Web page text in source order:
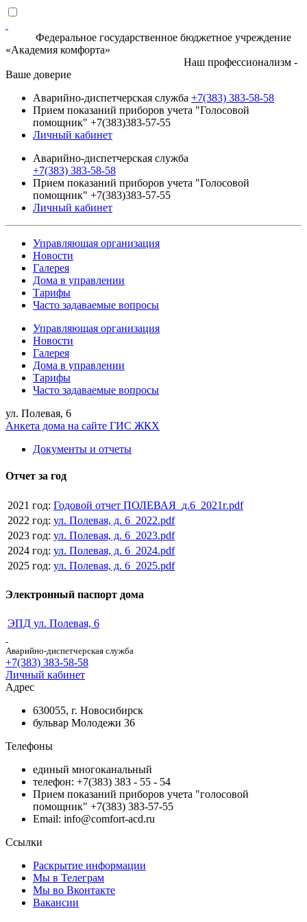
Федеральное государственное бюджетное учреждение
«Академия комфорта»
Наш профессионализм -
Ваше доверие
Аварийно-диспетчерская служба +7(383) 383-58-58
Прием показаний приборов учета "Голосовой
помощник" +7(383)383-57-55
Личный кабинет
Аварийно-диспетчерская служба
+7(383) 383-58-58
Прием показаний приборов учета "Голосовой
помощник" +7(383)383-57-55
Личный кабинет
Управляющая организация
Новости
Галерея
Дома в управлении
Тарифы
Часто задаваемые вопросы
Управляющая организация
Новости
Галерея
Дома в управлении
Тарифы
Часто задаваемые вопросы
ул. Полевая, 6
Анкета дома на сайте ГИС ЖКХ
Документы и отчеты
Отчет за год
2021 год: Годовой отчет ПОЛЕВАЯ_д.6_2021г.pdf
2022 год: ул. Полевая, д. 6_2022.pdf
2023 год: ул. Полевая, д. 6_2023.pdf
2024 год: ул. Полевая, д. 6_2024.pdf
2025 год: ул. Полевая, д. 6_2025.pdf
Электронный паспорт дома
ЭПД ул. Полевая, 6
Аварийно-диспетчерская служба
+7(383) 383-58-58
Личный кабинет
Адрес
630055, г. Новосибирск
бульвар Молодежи 36
Телефоны
единый многоканальный
телефон: +7(383) 383 - 55 - 54
Прием показаний приборов учета "голосовой
помощник" +7(383) 383-57-55
Email: info@comfort-acd.ru
Ссылки
Раскрытие информации
Мы в Телеграм
Мы во Вконтакте
Вакансии